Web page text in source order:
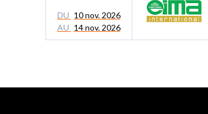
DU 10 nov. 2026
AU 14 nov. 2026